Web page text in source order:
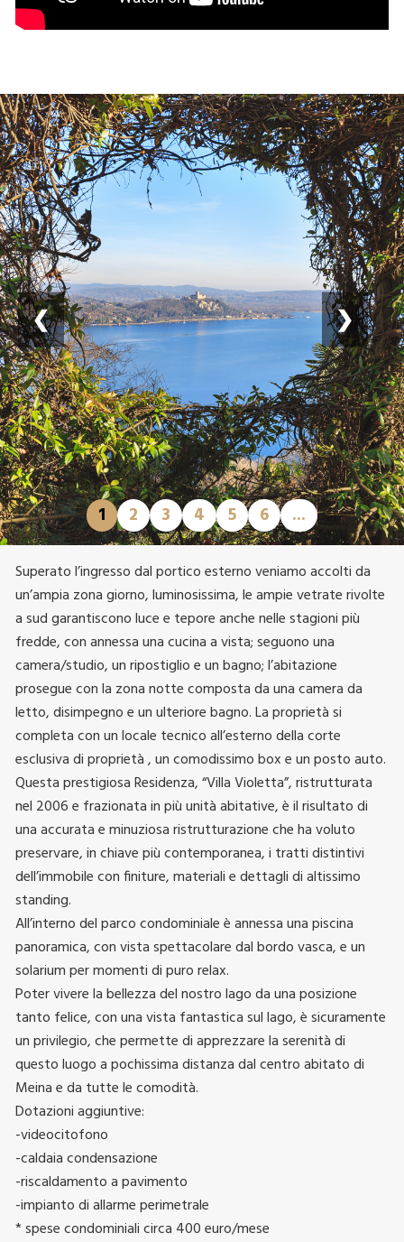
❮ ❯
1 2 3 4 5 6 ...
Superato l’ingresso dal portico esterno veniamo accolti da
un’ampia zona giorno, luminosissima, le ampie vetrate rivolte
a sud garantiscono luce e tepore anche nelle stagioni più
fredde, con annessa una cucina a vista; seguono una
camera/studio, un ripostiglio e un bagno; l’abitazione
prosegue con la zona notte composta da una camera da
letto, disimpegno e un ulteriore bagno. La proprietà si
completa con un locale tecnico all’esterno della corte
esclusiva di proprietà , un comodissimo box e un posto auto.
Questa prestigiosa Residenza, “Villa Violetta”, ristrutturata
nel 2006 e frazionata in più unità abitative, è il risultato di
una accurata e minuziosa ristrutturazione che ha voluto
preservare, in chiave più contemporanea, i tratti distintivi
dell’immobile con finiture, materiali e dettagli di altissimo
standing.
All’interno del parco condominiale è annessa una piscina
panoramica, con vista spettacolare dal bordo vasca, e un
solarium per momenti di puro relax.
Poter vivere la bellezza del nostro lago da una posizione
tanto felice, con una vista fantastica sul lago, è sicuramente
un privilegio, che permette di apprezzare la serenità di
questo luogo a pochissima distanza dal centro abitato di
Meina e da tutte le comodità.
Dotazioni aggiuntive:
-videocitofono
-caldaia condensazione
-riscaldamento a pavimento
-impianto di allarme perimetrale
* spese condominiali circa 400 euro/mese